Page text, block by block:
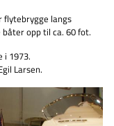
flytebrygge langs
opp til ca. 60 fot.
i 1973.
Larsen.